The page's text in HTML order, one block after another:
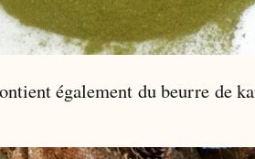
également du beurre de